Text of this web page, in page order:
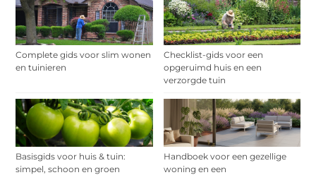
Complete gids voor slim wonen
en tuinieren
Checklist-gids voor een
opgeruimd huis en een
verzorgde tuin
Basisgids voor huis & tuin:
simpel, schoon en groen
Handboek voor een gezellige
woning en een